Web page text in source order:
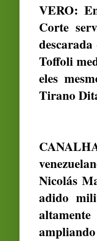
VERO:
Corte
Toffoli
eles
Tirano
Nicolás
adido